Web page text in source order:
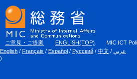
ご意見・ご提案 ENGLISH(TOP) MIC ICT
English / Français / Español / Русский / 中文 / عربي
)